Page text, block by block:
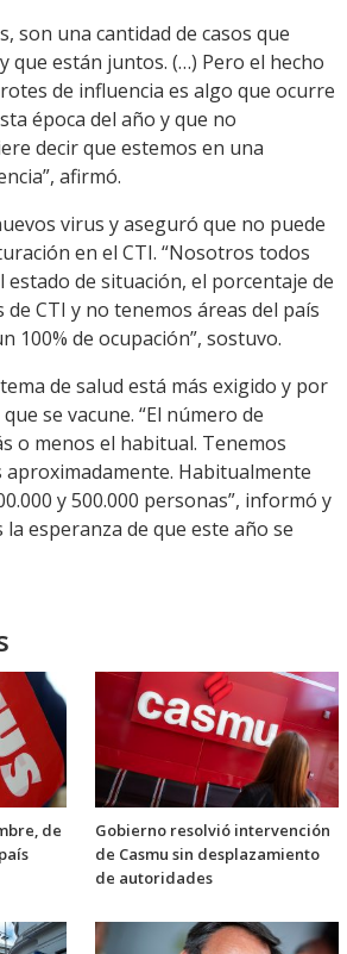
son una cantidad de casos que
que están juntos. (…) Pero el hecho
de influencia es algo que ocurre
época del año y que no
decir que estemos en una
afirmó.
virus y aseguró que no puede
en el CTI. “Nosotros todos
estado de situación, el porcentaje de
de CTI y no tenemos áreas del país
100% de ocupación”, sostuvo.
de salud está más exigido y por
se vacune. “El número de
o menos el habitual. Tenemos
aproximadamente. Habitualmente
y 500.000 personas”, informó y
la esperanza de que este año se
de
Gobierno resolvió intervención
de Casmu sin desplazamiento
de autoridades